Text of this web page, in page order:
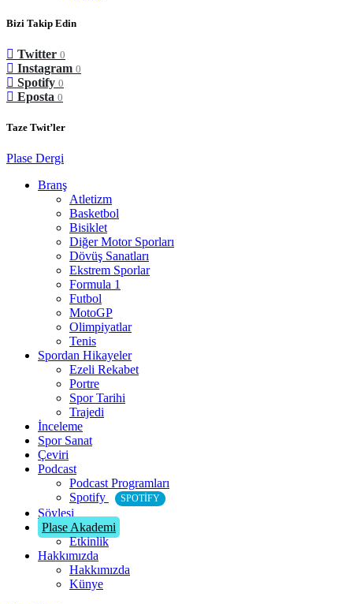
Bizi Takip Edin
Twitter 0
Instagram 0
Spotify 0
Eposta 0
Taze Twit’ler
Plase Dergi
Branş
Atletizm
Basketbol
Bisiklet
Diğer Motor Sporları
Dövüş Sanatları
Ekstrem Sporlar
Formula 1
Futbol
MotoGP
Olimpiyatlar
Tenis
Spordan Hikayeler
Ezeli Rekabet
Portre
Spor Tarihi
Trajedi
İnceleme
Spor Sanat
Çeviri
Podcast
Podcast Programları
Spotify
SPOTIFY
Söyleşi
Plase Akademi
Etkinlik
Hakkımızda
Hakkımızda
Künye